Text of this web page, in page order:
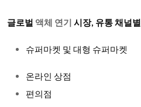
글로벌 액체 연기 시장, 유통 채널별
슈퍼마켓 및 대형 슈퍼마켓
온라인 상점
편의점